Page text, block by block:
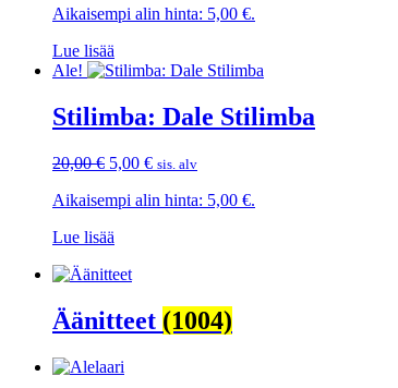
oli:
on:
Aikaisempi alin hinta: 5,00 €.
Lue lisää
Ale!
Stilimba: Dale Stilimba
20,00€ Alkuperäinen
oli:
5,00 €Nykyinen
on:
sis. alv
Aikaisempi alin hinta: 5,00 €.
Lue lisää
Äänitteet (1004)